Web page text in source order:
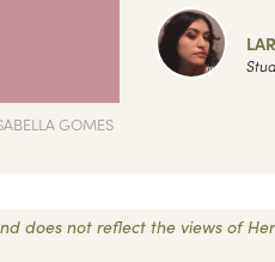
GOMES
does not reflect the views of Her